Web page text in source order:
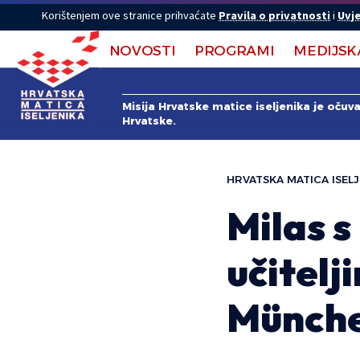
Korištenjem ove stranice prihvaćate Pravila o privatnostii
NOVOSTI PROGRAMI
Misija Hrvatske matice iseljenika je
Hrvatske.
HRVATSKA MATICA
Milas